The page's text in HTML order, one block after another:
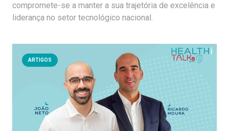
compromete-se a manter a sua trajetória de excelência e
liderança no setor tecnológico nacional.
ARTIGOS